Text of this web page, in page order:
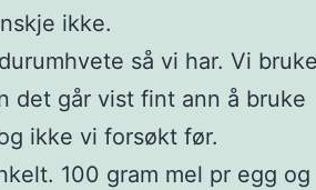
ikke.
så vi har. Vi
det går vist fint ann å bruke
ikke vi forsøkt før.
100 gram mel pr egg og